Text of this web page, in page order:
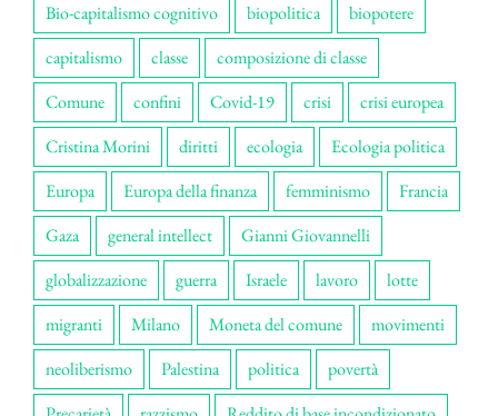
Bio-capitalismo cognitivo
biopolitica
biopotere
capitalismo
classe
composizione di classe
Comune
confini Covid-19 crisi
crisi europea
Cristina Morini
diritti ecologia
Ecologia politica
Europa
Europa della finanza femminismo
Francia
Gaza
general intellect
Gianni Giovannelli
globalizzazione
guerra Israele lavoro
lotte
migranti
Milano Moneta del comune
movimenti
neoliberismo
Palestina politica
povertà